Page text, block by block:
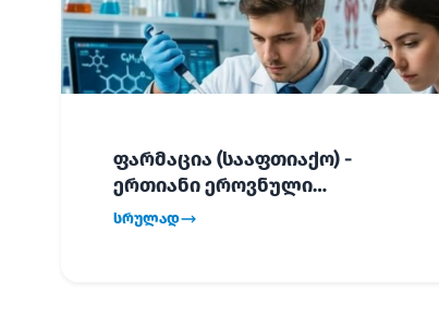
ფარმაცია (სააფთიაქო) -
ერთიანი ეროვნული
გამოცდების განრიგი!
სრულად